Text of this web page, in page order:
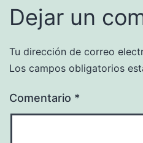
Dejar un
Tu dirección de correo
Los campos obligatorios
Comentario *